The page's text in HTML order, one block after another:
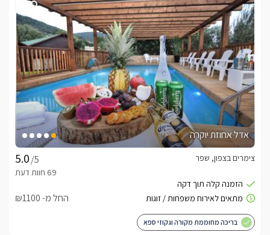
אדל אחוזת יוקרה
/5
צימרים בצפון, שפר
החל מ- ₪1100
בריכה מחוממת מקורה וגקוזי ספא